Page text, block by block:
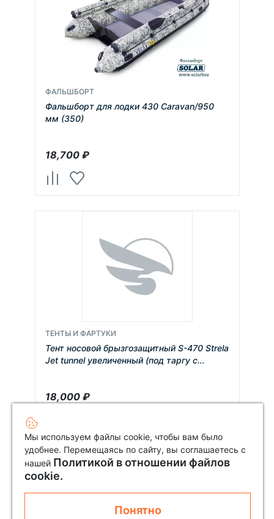
ФАЛЬШБОРТ
Фальшборт для лодки 430 Caravan/950
мм (350)
18,700₽
ТЕНТЫ И ФАРТУКИ
Тент носовой брызгозащитный S-470 Strela
Jet tunnel увеличенный (под таргу с
18,000₽
Мы используем файлы cookie, чтобы вам было
удобнее. Перемещаясь по сайту, вы соглашаетесь с
нашей Политикой в отношении файлов
cookie.
Понятно